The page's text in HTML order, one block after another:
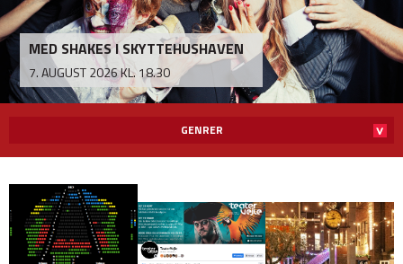
MED SHAKES I SKYTTEHUSHAVEN
7. AUGUST 2026 KL. 18.30
KØB BILLET
KØB BILLET
KØB BILLET
KØB BILLET
KØB BILLET
KØB BILLET
KØB BILLET
KØB BILLET
KØB BILLET
KØB BILLET
KØB BILLET
KØB BILLET
KØB BILLET
KØB BILLET
KØB BILLET
KØB BILLET
KØB BILLET
KØB BILLET
KØB BILLET
KØB BILLET
KØB BILLET
KØB BILLET
KØB BILLET
KØB BILLET
KØB BILLET
KØB BILLET
KØB BILLET
KØB BILLET
KØB BILLET
GENRER